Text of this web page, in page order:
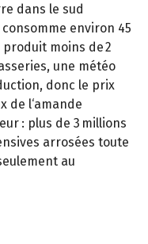
dans le sud
environ 45
moins de 2
une météo
donc le prix
de l‘amande
: plus de 3 millions
arrosées toute
au